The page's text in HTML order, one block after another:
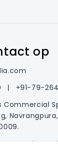
op
|
+91-79-
Commercial
Navrangpura,
Ave., Irvine,